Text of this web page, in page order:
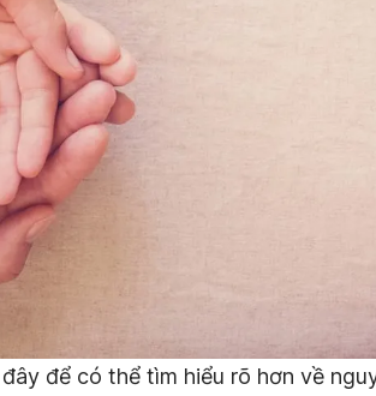
để có thể tìm hiểu rõ hơn về